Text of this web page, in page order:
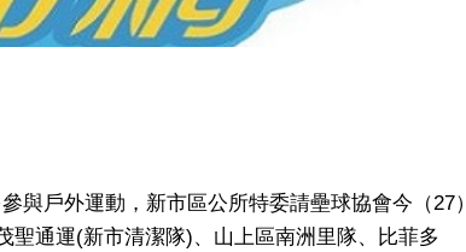
與戶外運動，新市區公所特委請壘球協會今（27）
聖通運(新市清潔隊)、山上區南洲里隊、比菲多